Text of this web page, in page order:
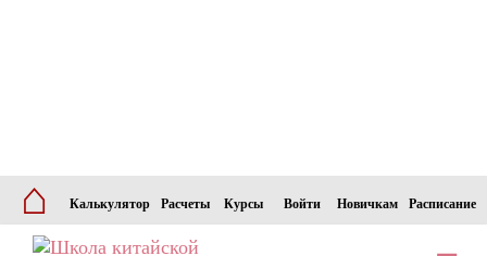
⌂ Калькулятор Расчеты Курсы Войти Новичкам Расписание